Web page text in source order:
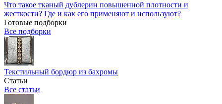
Что такое тканый дублерин повышенной плотности и
жесткости? Где и как его применяют и используют?
Готовые подборки
Все подборки
Текстильный бордюр из бахромы
Статьи
Все статьи